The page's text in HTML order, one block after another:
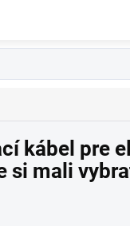
kábel pre
si mali